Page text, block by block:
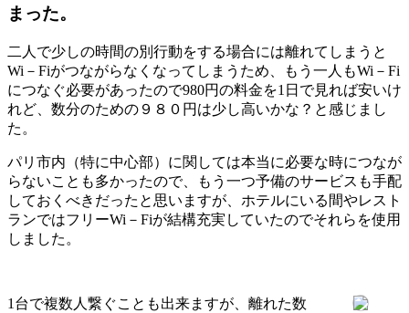
まった。
二人で少しの時間の別行動をする場合には離れてしまうと
Wi－Fiがつながらなくなってしまうため、もう一人もWi－Fi
につなぐ必要があったので980円の料金を1日で見れば安いけ
れど、数分のための９８０円は少し高いかな？と感じまし
た。
パリ市内（特に中心部）に関しては本当に必要な時につなが
らないことも多かったので、もう一つ予備のサービスも手配
しておくべきだったと思いますが、ホテルにいる間やレスト
ランではフリーWi－Fiが結構充実していたのでそれらを使用
しました。
1台で複数人繋ぐことも出来ますが、離れた数